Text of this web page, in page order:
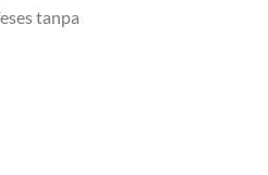
tanpa